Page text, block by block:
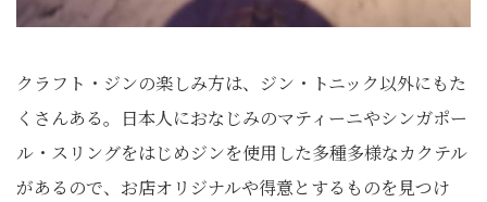
クラフト・ジンの楽しみ方は、ジン・トニック以外にもた
くさんある。日本人におなじみのマティーニやシンガポー
ル・スリングをはじめジンを使用した多種多様なカクテル
があるので、お店オリジナルや得意とするものを見つけ